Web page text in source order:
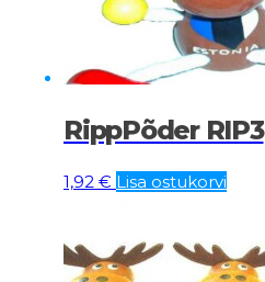
RippPõder RIP3
1,92 € Lisa ostukorvi